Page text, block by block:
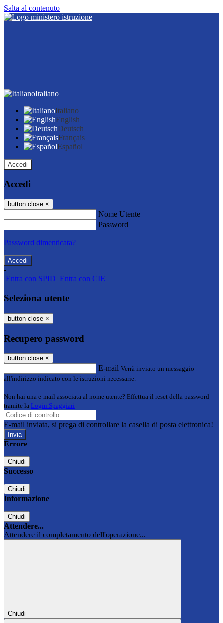
Salta al contenuto
Italiano
Italiano
English
Deutsch
Français
Español
Accedi
Accedi
button close ×
Nome Utente
Password
Password dimenticata?
-
Entra con SPID Entra con CIE
Seleziona utente
button close ×
Recupero password
button close ×
E-mail Verrà inviato un messaggio
all'indirizzo indicato con le istruzioni necessarie.
Non hai una e-mail associata al nome utente? Effettua il reset della password
tramite la Login Spaggiari
E-mail inviata, si prega di controllare la casella di posta elettronica!
Errore
Chiudi
Successo
Chiudi
Informazione
Chiudi
Attendere...
Attendere il completamento dell'operazione...
Chiudi